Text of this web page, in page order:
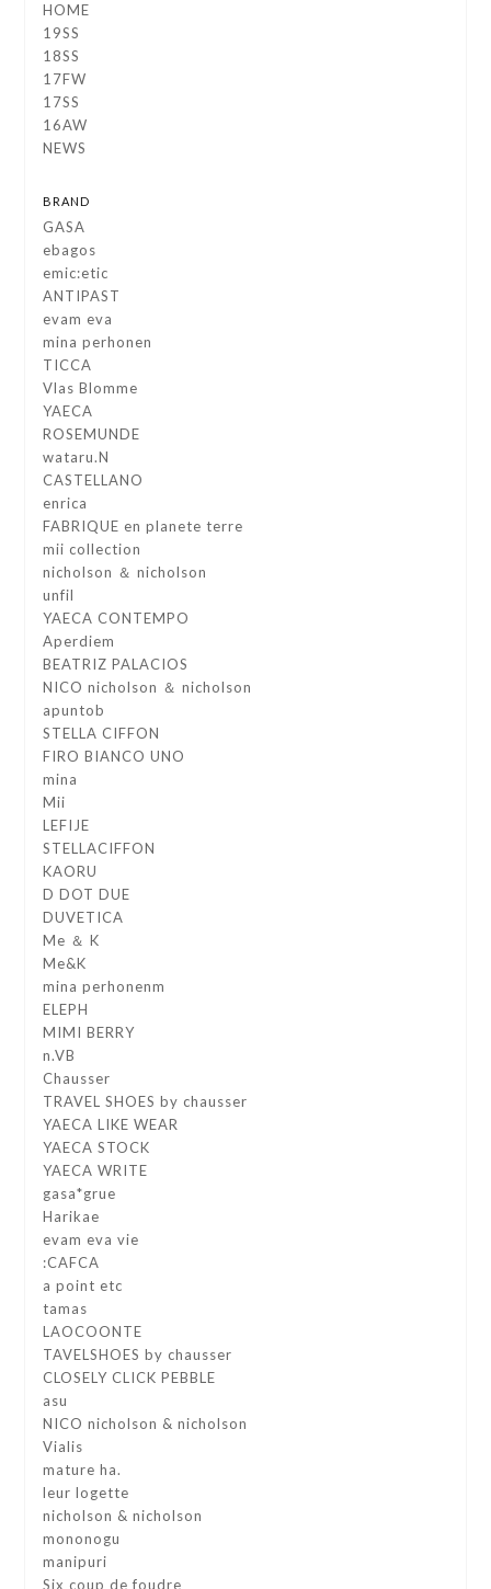
HOME
19SS
18SS
17FW
17SS
16AW
NEWS
BRAND
GASA
ebagos
emic:etic
ANTIPAST
evam eva
mina perhonen
TICCA
Vlas Blomme
YAECA
ROSEMUNDE
wataru.N
CASTELLANO
enrica
FABRIQUE en planete terre
mii collection
nicholson ＆ nicholson
unfil
YAECA CONTEMPO
Aperdiem
BEATRIZ PALACIOS
NICO nicholson ＆ nicholson
apuntob
STELLA CIFFON
FIRO BIANCO UNO
mina
Mii
LEFIJE
STELLACIFFON
KAORU
D DOT DUE
DUVETICA
Me ＆ K
Me&K
mina perhonenm
ELEPH
MIMI BERRY
n.VB
Chausser
TRAVEL SHOES by chausser
YAECA LIKE WEAR
YAECA STOCK
YAECA WRITE
gasa*grue
Harikae
evam eva vie
:CAFCA
a point etc
tamas
LAOCOONTE
TAVELSHOES by chausser
CLOSELY CLICK PEBBLE
asu
NICO nicholson & nicholson
Vialis
mature ha.
leur logette
nicholson & nicholson
mononogu
manipuri
Six coup de foudre